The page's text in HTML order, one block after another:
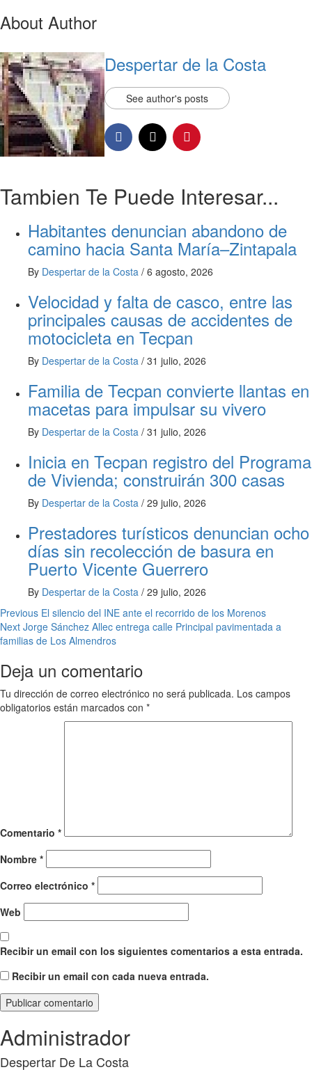
About Author
Despertar de la Costa
See author's posts
Tambien Te Puede Interesar...
Habitantes denuncian abandono de
camino hacia Santa María–Zintapala
By Despertar de la Costa / 6 agosto, 2026
Velocidad y falta de casco, entre las
principales causas de accidentes de
motocicleta en Tecpan
By Despertar de la Costa / 31 julio, 2026
Familia de Tecpan convierte llantas en
macetas para impulsar su vivero
By Despertar de la Costa / 31 julio, 2026
Inicia en Tecpan registro del Programa
de Vivienda; construirán 300 casas
By Despertar de la Costa / 29 julio, 2026
Prestadores turísticos denuncian ocho
días sin recolección de basura en
Puerto Vicente Guerrero
By Despertar de la Costa / 29 julio, 2026
Post
navigation
Previous El silencio del INE ante el recorrido de los Morenos
Next Jorge Sánchez Allec entrega calle Principal pavimentada a
familias de Los Almendros
Deja un comentario
Tu dirección de correo electrónico no será publicada. Los campos
obligatorios están marcados con *
Comentario *
Nombre *
Correo electrónico *
Web
Recibir un email con los siguientes comentarios a esta entrada.
Recibir un email con cada nueva entrada.
Administrador
Despertar De La Costa